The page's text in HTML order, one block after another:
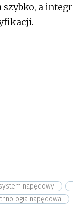
a
napędowy
napędowa